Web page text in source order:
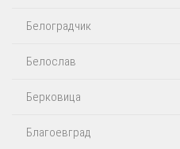
Белоградчик
Белослав
Берковица
Благоевград